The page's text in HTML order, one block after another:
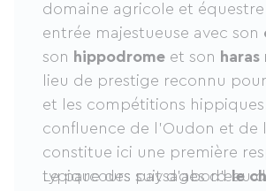
domaine agricole et équestre
entrée majestueuse avec son
son hippodrome et son haras
lieu de prestige reconnu pour
et les compétitions
confluence de l’Oudon et de
constitue ici une première
typique des paysages d’eau
Le parcours suit d’abordle